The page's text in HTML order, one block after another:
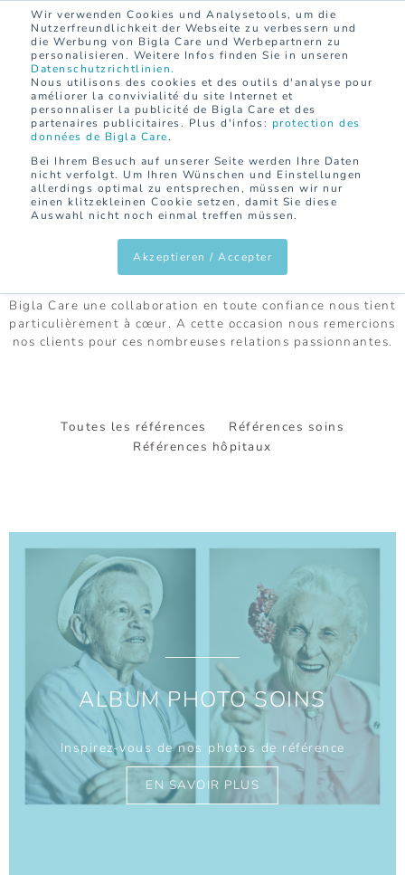
Wir verwenden Cookies und Analysetools, um die
Nutzerfreundlichkeit der Webseite zu verbessern und
die Werbung von Bigla Care und Werbepartnern zu
personalisieren. Weitere Infos finden Sie in unseren
Datenschutzrichtlinien.
Nous utilisons des cookies et des outils d'analyse pour
améliorer la convivialité du site Internet et
personnaliser la publicité de Bigla Care et des
partenaires publicitaires. Plus d'infos: protection des
données de Bigla Care.
Bei Ihrem Besuch auf unserer Seite werden Ihre Daten
nicht verfolgt. Um Ihren Wünschen und Einstellungen
allerdings optimal zu entsprechen, müssen wir nur
einen klitzekleinen Cookie setzen, damit Sie diese
Auswahl nicht noch einmal treffen müssen.
Akzeptieren / Accepter
CONTACT DE FR
HOME RÉFÉRENCES
RÉFÉRENCES
Nous avons pu réaliser de beaux projets avec nos clients.
Bigla Care une collaboration en toute confiance nous tient
particulièrement à cœur. A cette occasion nous remercions
nos clients pour ces nombreuses relations passionnantes.
Toutes les références
Références soins
Références hôpitaux
ALBUM PHOTO SOINS
Inspirez-vous de nos photos de référence
EN SAVOIR PLUS